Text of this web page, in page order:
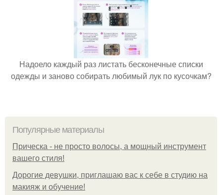
Надоело каждый раз листать бесконечные списки
одежды и заново собирать любимый лук по кусочкам?
Популярные материалы
Прическа - не просто волосы, а мощный инструмент
вашего стиля!
Дорогие девушки, приглашаю вас к себе в студию на
макияж и обучение!